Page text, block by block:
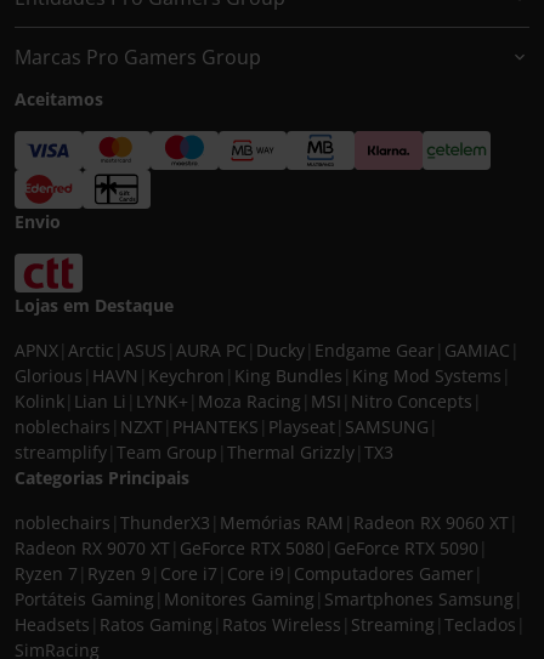
Marcas Pro Gamers Group
Aceitamos
Envio
Lojas em Destaque
APNX Arctic ASUS AURA PC Ducky Endgame Gear GAMIAC
Glorious HAVN Keychron King Bundles King Mod Systems
Kolink Lian Li LYNK+ Moza Racing MSI Nitro Concepts
noblechairs NZXT PHANTEKS Playseat SAMSUNG
streamplify Team Group Thermal Grizzly TX3
Categorias Principais
noblechairs ThunderX3 Memórias RAM Radeon RX 9060 XT
Radeon RX 9070 XT GeForce RTX 5080 GeForce RTX 5090
Ryzen 7 Ryzen 9 Core i7 Core i9 Computadores Gamer
Portáteis Gaming Monitores Gaming Smartphones Samsung
Headsets Ratos Gaming Ratos Wireless Streaming Teclados
SimRacing